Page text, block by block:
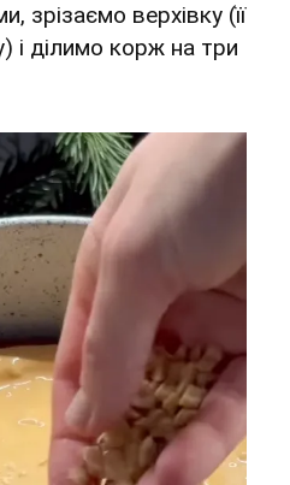
зрізаємо верхівку (її
і ділимо корж на три